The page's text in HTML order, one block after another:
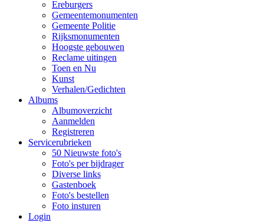
Ereburgers
Gemeentemonumenten
Gemeente Politie
Rijksmonumenten
Hoogste gebouwen
Reclame uitingen
Toen en Nu
Kunst
Verhalen/Gedichten
Albums
Albumoverzicht
Aanmelden
Registreren
Servicerubrieken
50 Nieuwste foto's
Foto's per bijdrager
Diverse links
Gastenboek
Foto's bestellen
Foto insturen
Login